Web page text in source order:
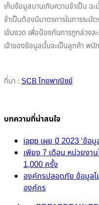
เก็บข้อมูลนานเกินความจำเป็น
จำเป็นต้องมีมาตรการในการระ
เข้มงวด เพื่อป้องกันการถูกล่วงล
เจ้าของข้อมูลนั้นจะเป็นลูกค้า พ
ที่มา : SCB ไทยพาณิชย์
บทความที่น่าสนใจ
iapp เผย ปี 2023 ‘ข้อมู
เพียง 7 เดือน หน่วยงา
1,000 ครั้ง
องค์กรปลอดภัย ข้อมูลไม่
องค์กร